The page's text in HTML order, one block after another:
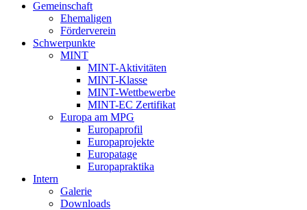
Gemeinschaft
Ehemaligen
Förderverein
Schwerpunkte
MINT
MINT-Aktivitäten
MINT-Klasse
MINT-Wettbewerbe
MINT-EC Zertifikat
Europa am MPG
Europaprofil
Europaprojekte
Europatage
Europapraktika
Intern
Galerie
Downloads